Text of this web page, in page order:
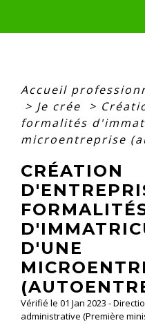
Accueil
> Je crée >
formalités
microentreprise
CRÉATION
D'UNE
Vérifié le 01 Jan 2023 -
administrative (Première